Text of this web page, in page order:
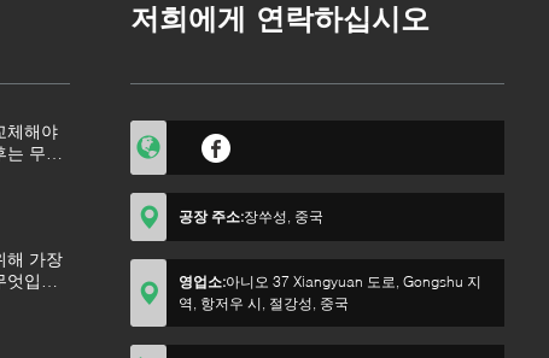
체해야
무엇
해 가장
입니
저희에게 연락하십시오
공장 주소:장쑤성, 중국
영업소:아니오 37 Xiangyuan 도로, Gongshu 지
역, 항저우 시, 절강성, 중국